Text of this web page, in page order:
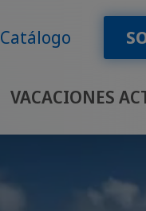
Catálogo
VACACIONES